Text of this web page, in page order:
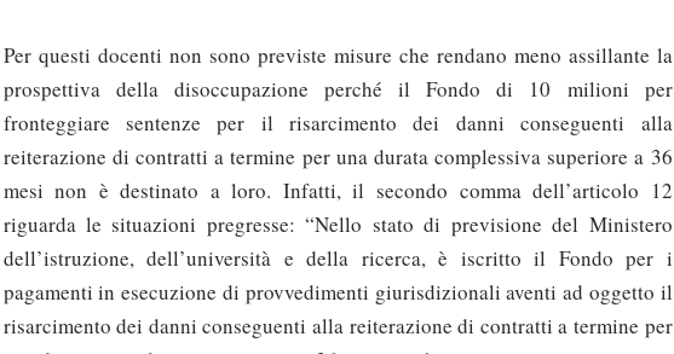
Per questi docenti non sono previste misure che rendano meno assillante la
prospettiva della disoccupazione perché il Fondo di 10 milioni per
fronteggiare sentenze per il risarcimento dei danni conseguenti alla
reiterazione di contratti a termine per una durata complessiva superiore a 36
mesi non è destinato a loro. Infatti, il secondo comma dell’articolo 12
riguarda le situazioni pregresse: “Nello stato di previsione del Ministero
dell’istruzione, dell’università e della ricerca, è iscritto il Fondo per i
pagamenti in esecuzione di provvedimenti giurisdizionali aventi ad oggetto il
risarcimento dei danni conseguenti alla reiterazione di contratti a termine per